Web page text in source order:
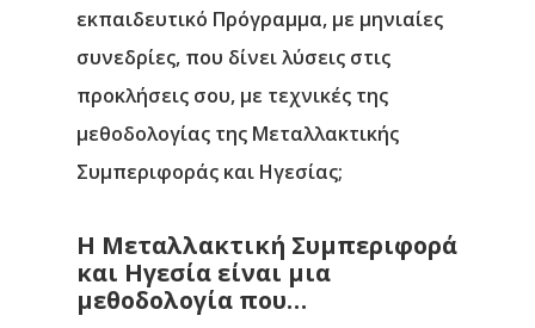
εκπαιδευτικό Πρόγραμμα, με μηνιαίες
συνεδρίες, που δίνει λύσεις στις
προκλήσεις σου, με τεχνικές της
μεθοδολογίας της Μεταλλακτικής
Συμπεριφοράς και Ηγεσίας;
Η Μεταλλακτική Συμπεριφορά
και Ηγεσία είναι μια
μεθοδολογία που…